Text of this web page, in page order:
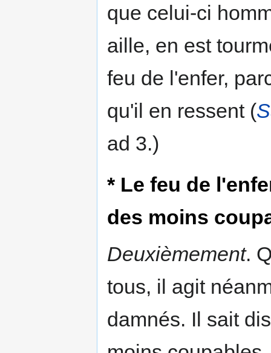
que celui-ci
aille, en est
feu de l'enfer,
qu'il en ressent (
ad 3.)
* Le feu de
des moins
Deuxièmement.
tous, il agit
damnés. Il sait